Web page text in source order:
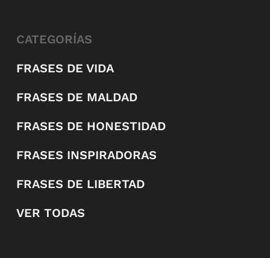
CATEGORÍAS
FRASES DE VIDA
FRASES DE MALDAD
FRASES DE HONESTIDAD
FRASES INSPIRADORAS
FRASES DE LIBERTAD
VER TODAS